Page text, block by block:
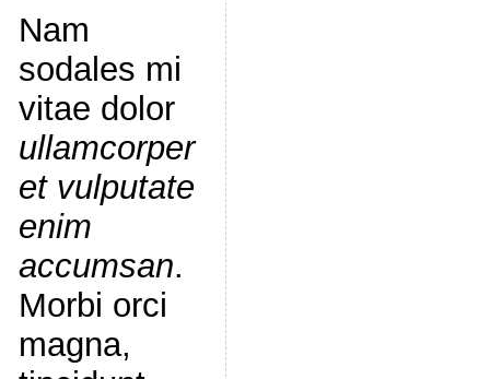
Nam
sodales mi
vitae dolor
ullamcorper
et vulputate
enim
accumsan.
Morbi orci
magna,